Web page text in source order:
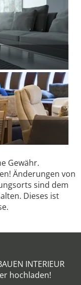
Gewähr.
Änderungen von
sind dem
Dieses ist
INTERIEUR
hochladen!